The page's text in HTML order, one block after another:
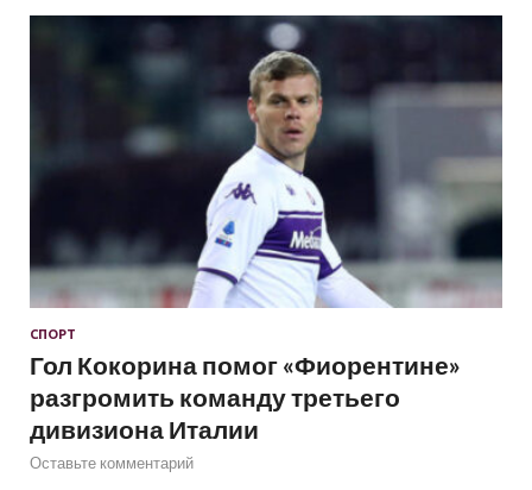
СПОРТ
Гол Кокорина помог «Фиорентине»
разгромить команду третьего
дивизиона Италии
Оставьте комментарий